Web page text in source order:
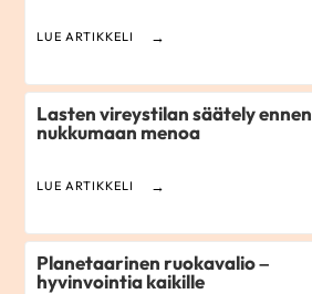
LUE ARTIKKELI
Lasten vireystilan säätely ennen
nukkumaan menoa
LUE ARTIKKELI
Planetaarinen ruokavalio –
hyvinvointia kaikille